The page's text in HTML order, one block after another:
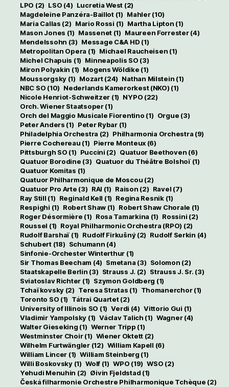
LPO (2) LSO (4) Lucretia West (2)
Magdeleine Panzéra-Baillot(1) Mahler(10)
Maria Callas (2) Mario Rossi (1) Martha Lipton (1)
Mason Jones (1) Massenet(1) Maureen Forrester(4)
Mendelssohn (3) Message C&A HD (1)
Metropolitan Opera (1) Michael Raucheisen (1)
Michel Chapuis (1) Minneapolis SO (3)
Miron Polyakin (1) Mogens Wöldike (1)
Moussorgsky(1) Mozart(24) Nathan Milstein (1)
NBC SO (10) Nederlands Kamerorkest (NKO) (1)
Nicole Henriot-Schweitzer (1) NYPO (22)
Orch. Wiener Staatsoper(1)
Orch del Maggio Musicale Fiorentino (1) Orgue (3)
Peter Anders (1) Peter Rybar(1)
Philadelphia Orchestra (2) Philharmonia Orchestra (9)
Pierre Cochereau (1) Pierre Monteux (6)
Pittsburgh SO (1) Puccini (2) Quatuor Beethoven (6)
Quatuor Borodine (3) Quatuor du Théâtre Bolshoï(1)
Quatuor Komitas (1)
Quatuor Philharmonique de Moscou (2)
Quatuor Pro Arte (3) RAI (1) Raison (2) Ravel (7)
Ray Still (1) Reginald Kell (1) Regina Resnik(1)
Respighi (1) Robert Shaw(1) Robert Shaw Chorale (1)
Roger Désormière (1) Rosa Tamarkina (1) Rossini (2)
Roussel (1) Royal Philharmonic Orchestra (RPO) (2)
Rudolf Barshaï (1) Rudolf Firkušný(2) Rudolf Serkin (4)
Schubert(18) Schumann (4)
Sinfonie-Orchester Winterthur (1)
Sir Thomas Beecham (4) Smetana (3) Solomon (2)
Staatskapelle Berlin (3) Strauss J. (2) Strauss J. Sr. (3)
Sviatoslav Richter (1) Szymon Goldberg (1)
Tchaïkovsky(2) Teresa Stratas (1) Thomanerchor(1)
Toronto SO (1) Tátrai Quartet(2)
University of Illinois SO (1) Verdi (4) Vittorio Gui (1)
Vladimir Yampolsky (1) Václav Talich (1) Wagner(4)
Walter Gieseking (1) Werner Tripp (1)
Westminster Choir(1) Wiener Oktett (2)
Wilhelm Furtwängler(12) William Kapell (6)
William Lincer (1) William Steinberg (1)
Willi Boskovsky(1) Wolf(1) WPO (19) WSO (2)
Yehudi Menuhin (2) Øivin Fjeldstad (1)
Česká filharmonie Orchestre Philharmonique Tchèque (2)